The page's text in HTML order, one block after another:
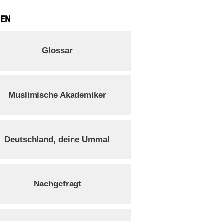
Glossar
Muslimische Akademiker
Deutschland, deine Umma!
Nachgefragt